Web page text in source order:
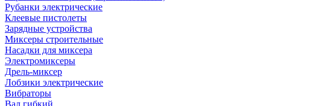
Рубанки электрические
Клеевые пистолеты
Зарядные устройства
Миксеры строительные
Насадки для миксера
Электромиксеры
Дрель-миксер
Лобзики электрические
Вибраторы
Вал гибкий